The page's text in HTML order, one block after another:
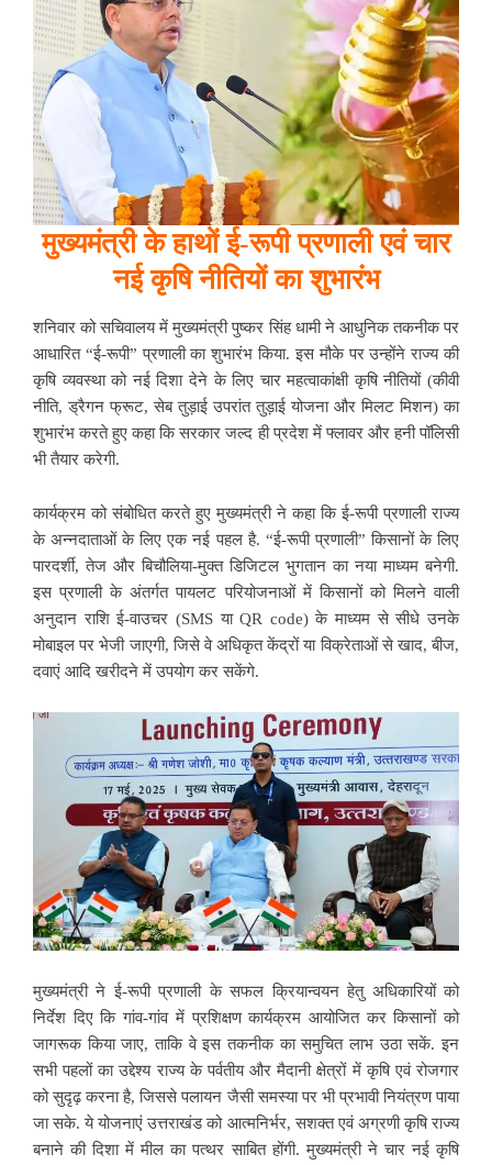
मुख्यमंत्रीकेहाथोंई-रूपीप्रणालीएवंचार
नईकृषिनीतियोंकाशुभारंभ
शनिवार को सचिवालय में मुख्यमंत्री पुष्कर सिंह धामी ने आधुनिक तकनीक पर
आधारित “ई-रूपी” प्रणाली का शुभारंभ किया. इस मौके पर उन्होंने राज्य की
कृषि व्यवस्था को नई दिशा देने के लिए चार महत्वाकांक्षी कृषि नीतियों (कीवी
नीति, ड्रैगन फ्रूट, सेब तुड़ाई उपरांत तुड़ाई योजना और मिलट मिशन) का
शुभारंभ करते हुए कहा कि सरकार जल्द ही प्रदेश में फ्लावर और हनी पॉलिसी
भी तैयार करेगी.
कार्यक्रम को संबोधित करते हुए मुख्यमंत्री ने कहा कि ई-रूपी प्रणाली राज्य
के अन्नदाताओं के लिए एक नई पहल है. “ई-रूपी प्रणाली” किसानों के लिए
पारदर्शी, तेज और बिचौलिया-मुक्त डिजिटल भुगतान का नया माध्यम बनेगी.
इस प्रणाली के अंतर्गत पायलट परियोजनाओं में किसानों को मिलने वाली
अनुदान राशि ई-वाउचर (SMS या QR code) के माध्यम से सीधे उनके
मोबाइल पर भेजी जाएगी, जिसे वे अधिकृत केंद्रों या विक्रेताओं से खाद, बीज,
दवाएं आदि खरीदने में उपयोग कर सकेंगे.
मुख्यमंत्री ने ई-रूपी प्रणाली के सफल क्रियान्वयन हेतु अधिकारियों को
निर्देश दिए कि गांव-गांव में प्रशिक्षण कार्यक्रम आयोजित कर किसानों को
जागरूक किया जाए, ताकि वे इस तकनीक का समुचित लाभ उठा सकें. इन
सभी पहलों का उद्देश्य राज्य के पर्वतीय और मैदानी क्षेत्रों में कृषि एवं रोजगार
को सुदृढ़ करना है, जिससे पलायन जैसी समस्या पर भी प्रभावी नियंत्रण पाया
जा सके. ये योजनाएं उत्तराखंड को आत्मनिर्भर, सशक्त एवं अग्रणी कृषि राज्य
बनाने की दिशा में मील का पत्थर साबित होंगी. मुख्यमंत्री ने चार नई कृषि